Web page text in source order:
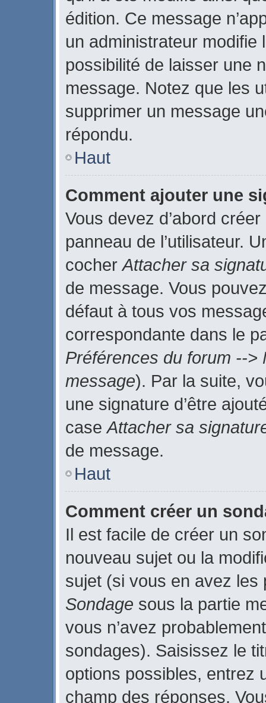
édition. Ce message
un administrateur
possibilité de laisser une
message. Notez que les
supprimer un message
répondu.
Haut
Comment ajouter une
Vous devez d’abord
panneau de l’utilisateur.
cocherAttacher sa
de message. Vous
défaut à tous vos
correspondante dans le
Préférences du forum -->
message). Par la suite,
une signature d’être
caseAttacher sa
de message.
Haut
Comment créer un
Il est facile de créer un
nouveau sujet ou la
sujet (si vous en avez les
Sondage sous la partie
vous n’avez
sondages). Saisissez le
options possibles, entrez
champ des réponses.